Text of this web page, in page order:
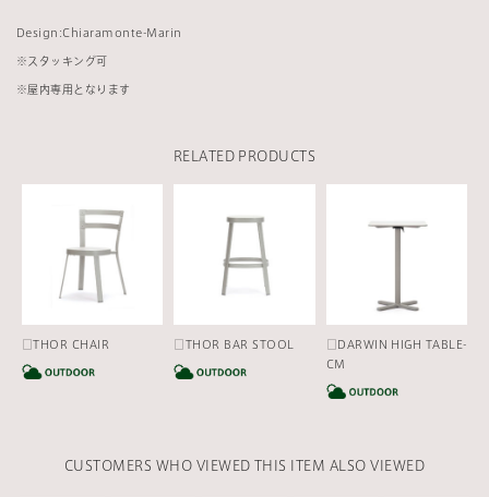
Design:Chiaramonte-Marin
※ スタッキング可
※ 屋内専用となります
RELATED PRODUCTS
□THOR CHAIR
CATEGORY
□THOR BAR STOOL
CATEGORY
□DARWIN HIGH TABLE-
CM
CUSTOMERS WHO VIEWED THIS ITEM ALSO VIEWED